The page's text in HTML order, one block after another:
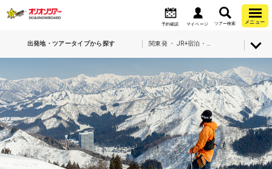
予約確認 マイページ ツアー検索 メニュー
出発地・ツアータイプから探す